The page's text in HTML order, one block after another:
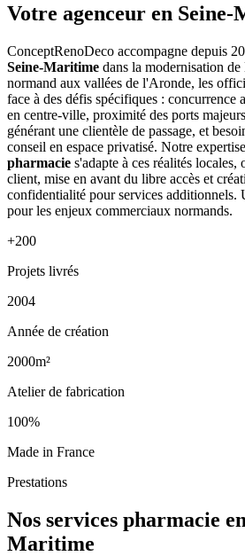
Votre agenceur en
ConceptRenoDeco accompagne depuis
Seine-Maritime dans la modernisation
normand aux vallées de l'Aronde, les
face à des défis spécifiques : concurrence
en centre-ville, proximité des ports
générant une clientèle de passage, et
conseil en espace privatisé. Notre
pharmacie s'adapte à ces réalités
client, mise en avant du libre accès et
confidentialité pour services additionnels.
pour les enjeux commerciaux normands.
+200
Projets livrés
2004
Année de création
2000m²
Atelier de fabrication
100%
Made in France
Prestations
Nos services pharmacie
Maritime